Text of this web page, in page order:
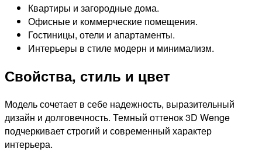
Квартиры и загородные дома.
Офисные и коммерческие помещения.
Гостиницы, отели и апартаменты.
Интерьеры в стиле модерн и минимализм.
Свойства, стиль и цвет
Модель сочетает в себе надежность, выразительный
дизайн и долговечность. Темный оттенок 3D Wenge
подчеркивает строгий и современный характер
интерьера.